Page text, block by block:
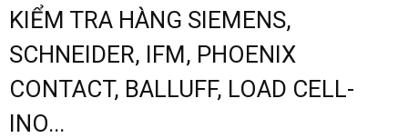
KIỂM TRA HÀNG SIEMENS,
SCHNEIDER, IFM, PHOENIX
CONTACT, BALLUFF, LOAD CELL-
INO...